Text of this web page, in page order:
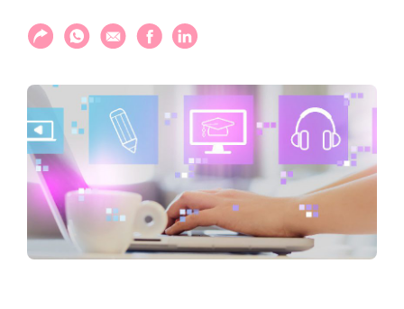
Compartilhar
Compartilhar via WhatsApp
Compartilhar via E-mail
Compartilhar via Facebook
Compartilhar via LinkedIn